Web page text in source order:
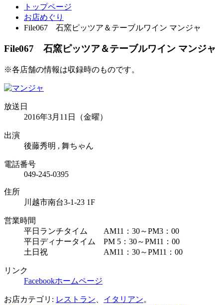
トップページ
お店めぐり
File067 石窯ピッツア＆テーブルワイン マンジャ
File067 石窯ピッツア＆テーブルワイン マンジャ
※各店舗の情報は収録時のものです。
放送日
2016年3月11日（金曜）
出演
後藤秀明 , 舞ちゃん
電話番号
049-245-0395
住所
川越市南台3-1-23 1F
営業時間
平日ランチタイム AM11：30～PM3：00
平日ディナータイム PM 5：30～PM11：00
土日祝 AM11：30～PM11：00
リンク
Facebookホームページ
お店カテゴリ: レストラン イタリアン。